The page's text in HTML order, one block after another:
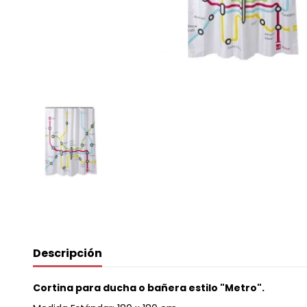
Descripción
Cortina para ducha o bañera estilo "Metro".